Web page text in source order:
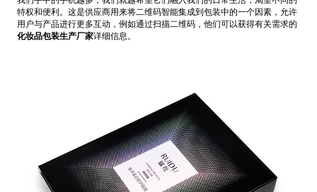
特权和便利。这是供应商用来将二维码智能集成到包装中的一个因素，允许
用户与产品进行更多互动，例如通过扫描二维码，他们可以获得有关需求的
化妆品包装生产厂家详细信息。